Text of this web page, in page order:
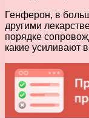
Генферон, в
другими
порядке
какие усиливают